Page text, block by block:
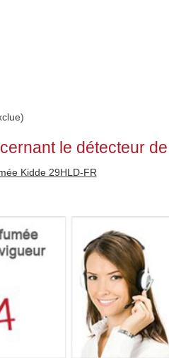
le détecteur
Kidde 29HLD-FR